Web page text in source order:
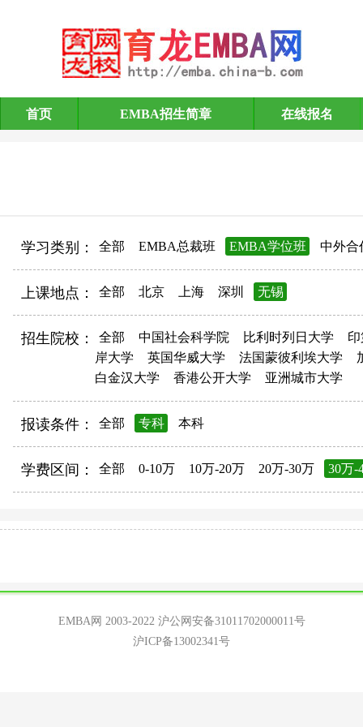
EMBA招生简章
首页 EMBA招生简章 在线报名
学习类别： 全部 EMBA总裁班 EMBA学位班 中外合
上课地点： 全部 北京 上海 深圳 无锡
招生院校： 全部 中国社会科学院 比利时列日大学
岸大学
英国华威大学 法国蒙彼利埃大学
白金汉大学
香港公开大学 亚洲城市大学
报读条件： 全部 专科 本科
学费区间： 全部 0-10万 10万-20万 20万-30万 30万-
EMBA网 2003-2022 沪公网安备31011702000011号
沪ICP备13002341号